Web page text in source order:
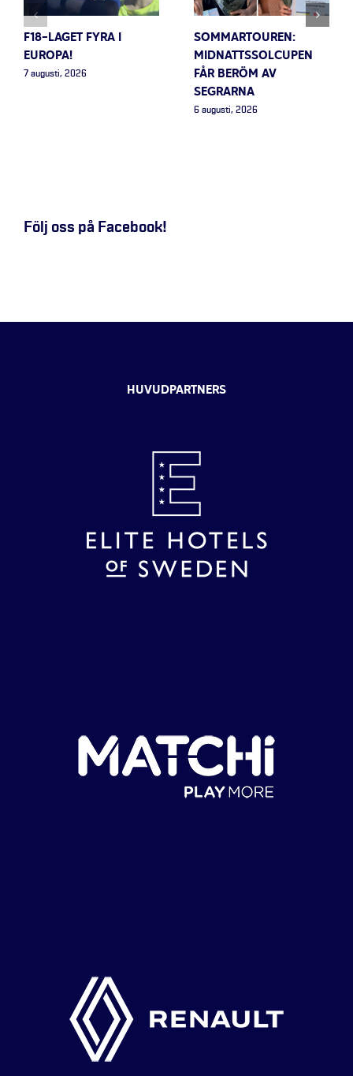
F18-LAGET FYRA I
EUROPA!
7 augusti, 2026
SOMMARTOUREN:
MIDNATTSSOLCUPEN
FÅR BERÖM AV
SEGRARNA
6 augusti, 2026
Följ oss på Facebook!
HUVUDPARTNERS